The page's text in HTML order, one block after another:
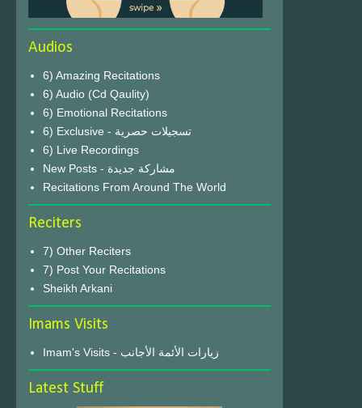
Audios
6) Amazing Recitations
6) Audio (Cd Qaulity)
6) Emotional Recitations
6) Exclusive - تسجيلات حصرية
6) Live Recordings
New Posts - مشاركة جديدة
Recitations From Around The World
Reciters
7) Other Reciters
7) Post Your Recitations
Sheikh Arkani
Imams Visits
Imam's Visits - زيارات الأئمة الأجانب
Latest Stuff